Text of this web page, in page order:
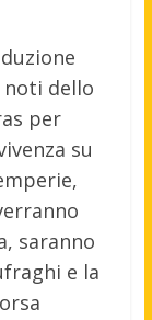
dello
per
su
saranno
e la